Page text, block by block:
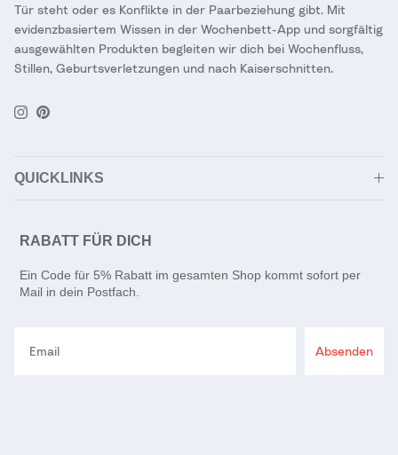
Tür steht oder es Konflikte in der Paarbeziehung gibt. Mit
evidenzbasiertem Wissen in der Wochenbett-App und sorgfältig
ausgewählten Produkten begleiten wir dich bei Wochenfluss,
Stillen, Geburtsverletzungen und nach Kaiserschnitten.
Instagram
Pinterest
QUICKLINKS
RABATT FÜR DICH
Ein Code für 5% Rabatt im gesamten Shop kommt sofort per
Mail in dein Postfach.
Absenden